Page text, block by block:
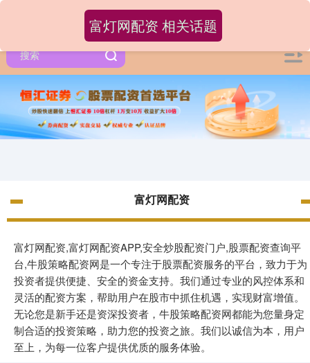
富灯网配资
富灯网配资,富灯网配资APP,安全炒股配资门户,股票配资查询平
台,牛股策略配资网是一个专注于股票配资服务的平台，致力于为
投资者提供便捷、安全的资金支持。我们通过专业的风控体系和
灵活的配资方案，帮助用户在股市中抓住机遇，实现财富增值。
无论您是新手还是资深投资者，牛股策略配资网都能为您量身定
制合适的投资策略，助力您的投资之旅。我们以诚信为本，用户
至上，为每一位客户提供优质的服务体验。
富灯网配资 相关话题